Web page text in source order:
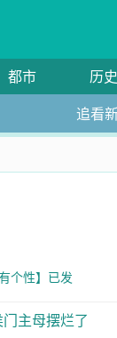
都市 历史
追看
个性】已发
主母摆烂了